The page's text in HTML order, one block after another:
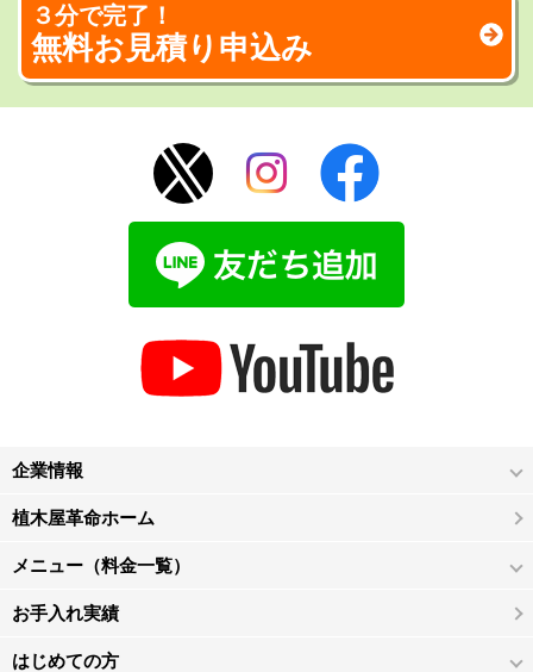
３分で完了！
無料お見積り申込み
企業情報
植木屋革命ホーム
メニュー（料金一覧）
お手入れ実績
はじめての方